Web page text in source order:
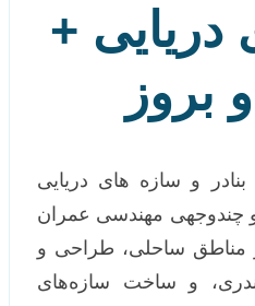
دریایی +
بروز
و سازه های دریایی
چندوجهی مهندسی عمران
مناطق ساحلی، طراحی و
و ساخت سازه‌های